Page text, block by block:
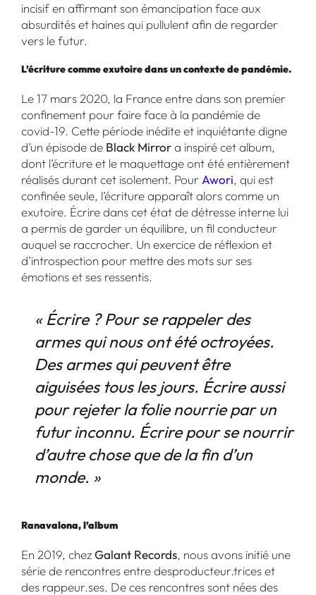
incisif en affirmant son émancipation face aux
absurdités et haines qui pullulent afin de regarder
vers le futur.
L’écriture comme exutoire dans un contexte de pandémie.
Le 17 mars 2020, la France entre dans son premier
confinement pour faire face à la pandémie de
covid-19. Cette période inédite et inquiétante digne
d’un épisode de Black Mirrora inspiré cet album,
dont l’écriture et le maquettage ont été entièrement
réalisés durant cet isolement. Pour Awori, qui est
confinée seule, l’écriture apparaît alors comme un
exutoire. Écrire dans cet état de détresse interne lui
a permis de garder un équilibre, un fil conducteur
auquel se raccrocher. Un exercice de réflexion et
d’introspection pour mettre des mots sur ses
émotions et ses ressentis.
« Écrire ? Pour se rappeler des
armes qui nous ont été octroyées.
Des armes qui peuvent être
aiguisées tous les jours. Écrire aussi
pour rejeter la folie nourrie par un
futur inconnu. Écrire pour se nourrir
d’autre chose que de la fin d’un
monde. »
Ranavalona, l’album
En 2019, chezGalant Records, nous avons initié une
série de rencontres entre desproducteur.trices et
des rappeur.ses. De ces rencontres sont nées des